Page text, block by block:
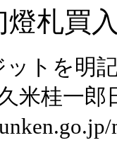
燈札買
トを明
米桂一郎